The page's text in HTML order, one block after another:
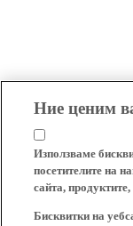
Ние ценим
Използваме
посетителите на
сайта,
Бисквитки на